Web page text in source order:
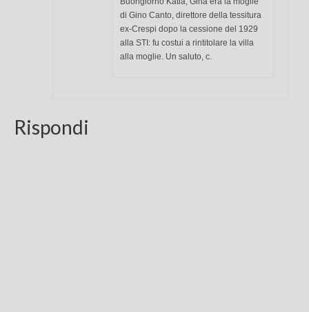
di Gino Canto, direttore della tessitura
ex-Crespi dopo la cessione del 1929
alla STI: fu costui a rintitolare la villa
alla moglie. Un saluto, c.
Rispondi